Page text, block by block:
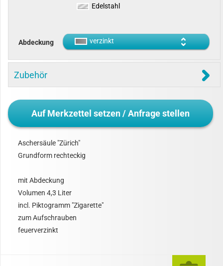
Edelstahl
Abdeckung verzinkt
Zubehör
Auf Merkzettel setzen / Anfrage stellen
Aschersäule "Zürich"
Grundform rechteckig
mit Abdeckung
Volumen 4,3 Liter
incl. Piktogramm "Zigarette"
zum Aufschrauben
feuerverzinkt